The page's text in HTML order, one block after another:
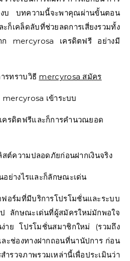
บ บทความนี้จะพาคุณผ่านขั้นตอน
ก็เคล็ดลับที่ช่วยลดการเสี่ยงรวมทั้ง
าก mercyrosa เครดิตฟรี อย่างมี
รทราบวิธี mercyrosa สมัคร
เข้าระบบ
ครดิตฟรีและก็การคำนวณยอด
ต์ความปลอดภัยก่อนฝากเงินจริง
ย่างไรและก็ลักษณะเด่น
ร์มที่มีบริการโปรโมชั่นและระบบ
ป ลักษณะเด่นที่ผู้สมัครใหม่มักพอใจ
าย โปรโมชั่นสมาชิกใหม่ (รวมถึง
ะช่องทางฝากถอนที่นานัปการ ก่อน
วจภาพรวมเหล่านี้เพื่อประเมินว่า